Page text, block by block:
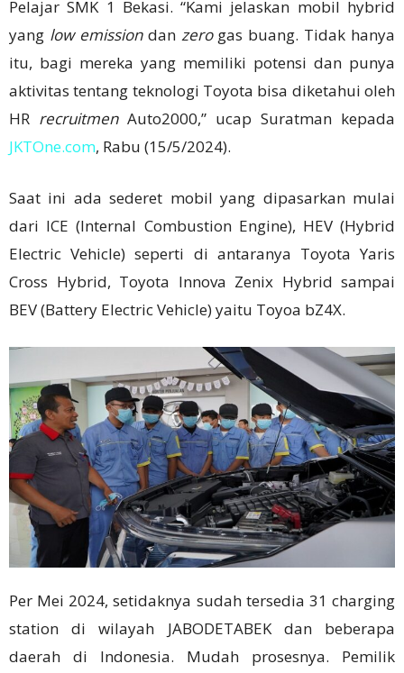
Pelajar SMK 1 Bekasi. “Kami jelaskan mobil hybrid
yang low emissiondan zerogas buang. Tidak hanya
itu, bagi mereka yang memiliki potensi dan punya
aktivitas tentang teknologi Toyota bisa diketahui oleh
HR recruitmenAuto2000,” ucap Suratman kepada
JKTOne.com, Rabu (15/5/2024).
Saat ini ada sederet mobil yang dipasarkan mulai
dari ICE (Internal Combustion Engine), HEV (Hybrid
Electric Vehicle) seperti di antaranya Toyota Yaris
Cross Hybrid, Toyota Innova Zenix Hybrid sampai
BEV (Battery Electric Vehicle) yaitu Toyoa bZ4X.
Per Mei 2024, setidaknya sudah tersedia 31 charging
station di wilayah JABODETABEK dan beberapa
daerah di Indonesia. Mudah prosesnya. Pemilik